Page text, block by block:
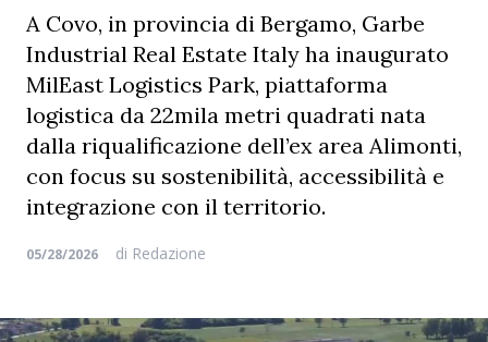
A Covo, in provincia di Bergamo, Garbe
Industrial Real Estate Italy ha inaugurato
MilEast Logistics Park, piattaforma
logistica da 22mila metri quadrati nata
dalla riqualificazione dell’ex area Alimonti,
con focus su sostenibilità, accessibilità e
integrazione con il territorio.
05/28/2026 di Redazione